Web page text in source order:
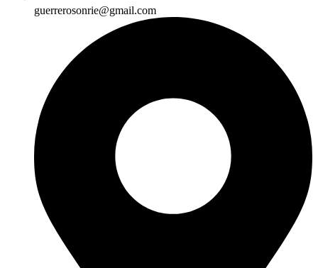
guerrerosonrie@gmail.com